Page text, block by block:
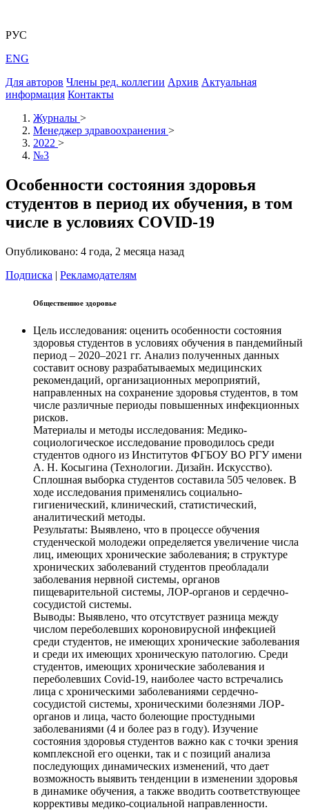
РУС
ENG
Для авторов Члены ред. коллегии Архив Актуальная
информация Контакты
Журналы >
Менеджер здравоохранения >
2022 >
№3
Особенности состояния здоровья
студентов в период их обучения, в том
числе в условиях COVID‑19
Опубликовано: 4 года, 2 месяца назад
Подписка | Рекламодателям
Общественное здоровье
Цель исследования: оценить особенности состояния
здоровья студентов в условиях обучения в пандемийный
период – 2020–2021 гг. Анализ полученных данных
составит основу разрабатываемых медицинских
рекомендаций, организационных мероприятий,
направленных на сохранение здоровья студентов, в том
числе различные периоды повышенных инфекционных
рисков.
Материалы и методы исследования: Медико-
социологическое исследование проводилось среди
студентов одного из Институтов ФГБОУ ВО РГУ имени
А. Н. Косыгина (Технологии. Дизайн. Искусство).
Сплошная выборка студентов составила 505 человек. В
ходе исследования применялись социально-
гигиенический, клинический, статистический,
аналитический методы.
Результаты: Выявлено, что в процессе обучения
студенческой молодежи определяется увеличение числа
лиц, имеющих хронические заболевания; в структуре
хронических заболеваний студентов преобладали
заболевания нервной системы, органов
пищеварительной системы, ЛОР-органов и сердечно-
сосудистой системы.
Выводы: Выявлено, что отсутствует разница между
числом переболевших короновирусной инфекцией
среди студентов, не имеющих хронические заболевания
и среди их имеющих хроническую патологию. Среди
студентов, имеющих хронические заболевания и
переболевших Covid‑19, наиболее часто встречались
лица с хроническими заболеваниями сердечно-
сосудистой системы, хроническими болезнями ЛОР-
органов и лица, часто болеющие простудными
заболеваниями (4 и более раз в году). Изучение
состояния здоровья студентов важно как с точки зрения
комплексной его оценки, так и с позиций анализа
последующих динамических изменений, что дает
возможность выявить тенденции в изменении здоровья
в динамике обучения, а также вводить соответствующее
коррективы медико-социальной направленности.